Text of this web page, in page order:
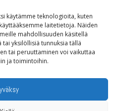
käytämme teknologioita, kuten
laitetietoja. Näiden
mahdollisuuden käsitellä
yksilöllisiä tunnuksia tällä
tai peruuttaminen voi vaikuttaa
ja toimintoihin.
Instagram
Tilaa uutiskirje
Tietoja evästeistä